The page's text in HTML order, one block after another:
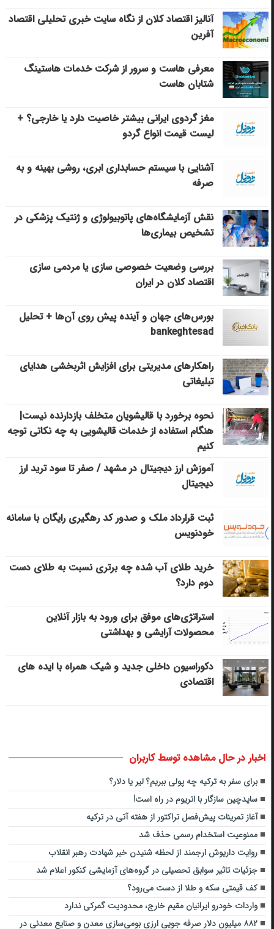
آنالیز اقتصاد کلان از نگاه سایت خبری تحلیلی اقتصاد
آفرین
معرفی هاست و سرور از شرکت خدمات هاستینگ
شتابان هاست
مغز گردوی ایرانی بیشتر خاصیت دارد یا خارجی؟ +
لیست قیمت انواع گردو
آشنایی با سیستم حسابداری ابری، روشی بهینه و به
صرفه
نقش آزمایشگاه‌های پاتوبیولوژی و ژنتیک پزشکی در
تشخیص بیماری‌ها
بررسی وضعیت خصوصی سازی یا مردمی سازی
اقتصاد کلان در ایران
بورس‌های جهان و آینده پیش روی آن‌ها + تحلیل
bankeghtesad
راهکارهای مدیریتی برای افزایش اثربخشی هدایای
تبلیغاتی
نحوه برخورد با قالیشویان متخلف بازدارنده نیست|
هنگام استفاده از خدمات قالیشویی به چه نکاتی توجه
کنیم
آموزش ارز دیجیتال در مشهد / صفر تا سود ترید ارز
دیجیتال
ثبت قرارداد ملک و صدور کد رهگیری رایگان با سامانه
خودنویس
خرید طلای آب شده چه برتری نسبت به طلای دست
دوم دارد؟
استراتژی‌های موفق برای ورود به بازار آنلاین
محصولات آرایشی و بهداشتی
دکوراسیون داخلی جدید و شیک همراه با ایده های
اقتصادی
اخبار در حال مشاهده توسط کاربران
برای سفر به ترکیه چه پولی ببریم؟ لیر یا دلار؟
سایدچین سازگار با اتریوم در راه است!
آغاز تمرینات پیش‌فصل تراکتور از هفته آتی در ترکیه
ممنوعیت استخدام رسمی حذف شد
روایت داریوش ارجمند از لحظه شنیدن خبر شهادت رهبر انقلاب
جزئیات تاثیر سوابق تحصیلی در گروه‌های آزمایشی کنکور اعلام شد
کف قیمتی سکه و طلا از دست می‌رود؟
واردات خودرو ایرانیان مقیم خارج، محدودیت گمرکی ندارد
۸۸۲ میلیون دلار صرفه جویی ارزی بومی‌سازی معدن و صنایع معدنی در